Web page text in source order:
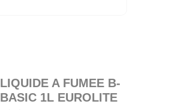
LIQUIDE A FUMEE B-
BASIC 1L EUROLITE